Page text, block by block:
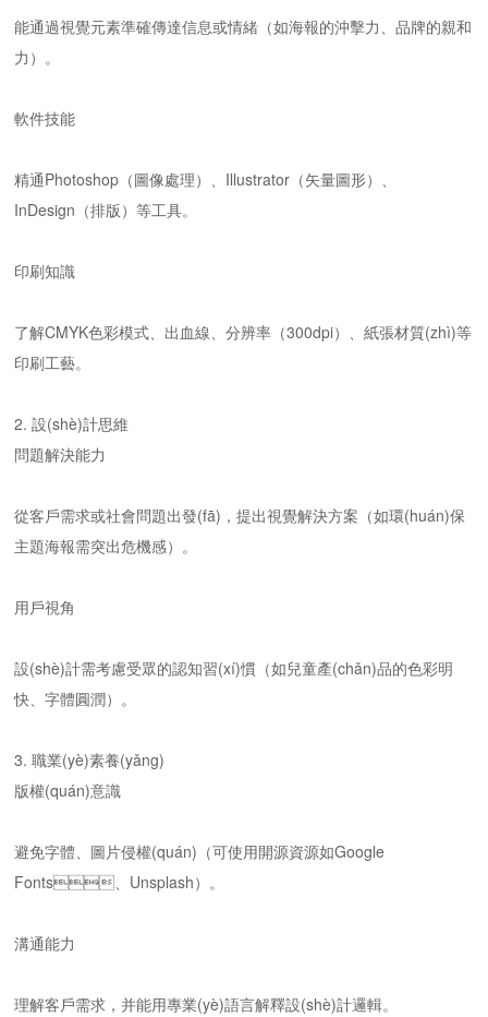
能通過視覺元素準確傳達信息或情緒（如海報的沖擊力、品牌的親和
力）。
軟件技能
精通Photoshop（圖像處理）、Illustrator（矢量圖形）、
InDesign（排版）等工具。
印刷知識
了解CMYK色彩模式、出血線、分辨率（300dpi）、紙張材質(zhì)等
印刷工藝。
2. 設(shè)計思維
問題解決能力
從客戶需求或社會問題出發(fā)，提出視覺解決方案（如環(huán)保
主題海報需突出危機感）。
用戶視角
設(shè)計需考慮受眾的認知習(xí)慣（如兒童產(chǎn)品的色彩明
快、字體圓潤）。
3. 職業(yè)素養(yǎng)
版權(quán)意識
避免字體、圖片侵權(quán)（可使用開源資源如Google
Fonts、Unsplash）。
溝通能力
理解客戶需求，并能用專業(yè)語言解釋設(shè)計邏輯。